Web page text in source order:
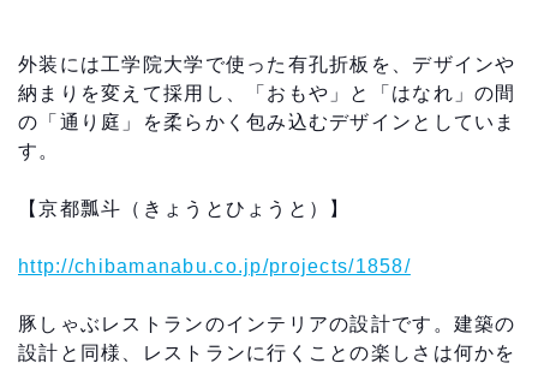
外装には工学院大学で使った有孔折板を、デザインや
納まりを変えて採用し、「おもや」と「はなれ」の間
の「通り庭」を柔らかく包み込むデザインとしていま
す。
【京都瓢斗（きょうとひょうと）】
http://chibamanabu.co.jp/projects/1858/
豚しゃぶレストランのインテリアの設計です。建築の
設計と同様、レストランに行くことの楽しさは何かを